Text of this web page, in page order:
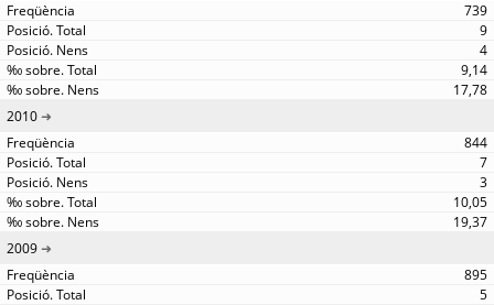
739
9
4
9,14
17,78
2010
844
7
3
10,05
19,37
2009
895
5